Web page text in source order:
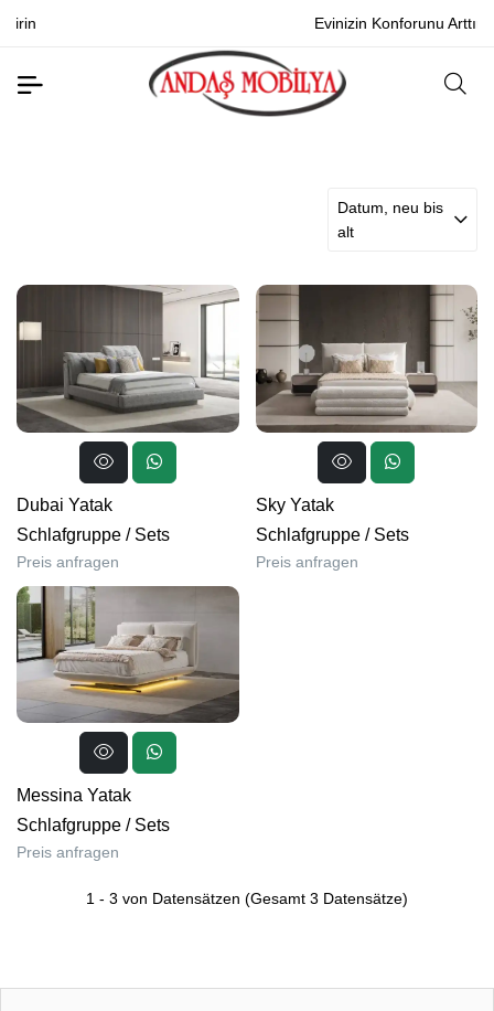
Evinizin Konforunu Arttırın
Datum, neu bis
alt
Dubai Yatak
Schlafgruppe / Sets
Preis anfragen
Sky Yatak
Schlafgruppe/ Sets
Preis anfragen
Messina Yatak
Schlafgruppe / Sets
Preis anfragen
1 - 3 von Datensätzen (Gesamt 3 Datensätze)